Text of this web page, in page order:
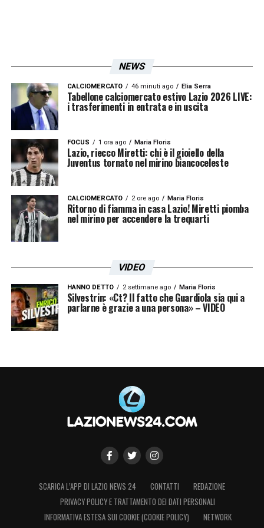
Per il Portogallo, invece, la scelta di
Roberto Martinez conferma la volontà di
puntare su altri profili per affrontare la
rassegna mondiale. Per Nuno Tavares
resta il rammarico per un’occasione
sfumata, ma anche la possibilità di
rilanciarsi con la Lazio e riconquistare
spazio nelle future convocazioni della
Nazionale.
La lista completa dei convocati del
Visualizza questo post su Instagram
NEWS
CALCIOMERCATO 46 minuti ago Elia Serra
Tabellone calciomercato estivo Lazio 2026 LIVE:
i trasferimenti in entrata e in uscita
FOCUS 1 ora ago Maria Floris
Lazio, riecco Miretti: chi è il gioiello della
Juventus tornato nel mirino biancoceleste
CALCIOMERCATO 2 ore ago Maria Floris
Ritorno di fiamma in casa Lazio! Miretti piomba
nel mirino per accendere la trequarti
VIDEO
HANNO DETTO 2 settimane ago Maria Floris
Silvestrin: «Ct? Il fatto che Guardiola sia qui a
parlarne è grazie a una persona» – VIDEO
SCARICA L’APP DI LAZIO NEWS 24 CONTATTI
REDAZIONE
PRIVACY POLICY E TRATTAMENTO DEI DATI PERSONALI
INFORMATIVA ESTESA SUI COOKIE (COOKIE POLICY)
NETWORK